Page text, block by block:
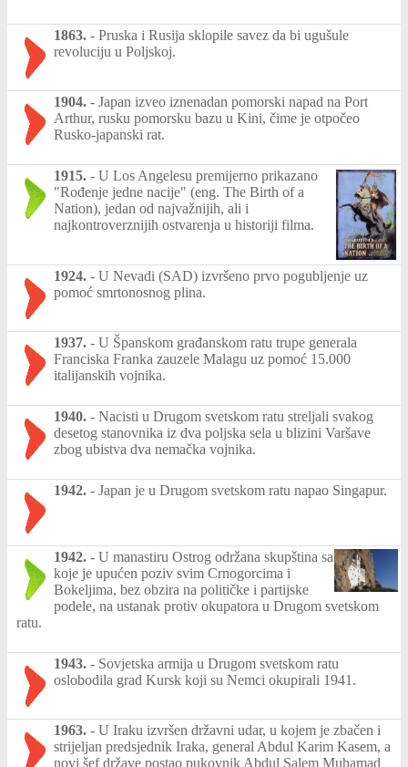
1863. - Pruska i Rusija sklopile savez da bi ugušule
revoluciju u Poljskoj.
1904. - Japan izveo iznenadan pomorski napad na Port
Arthur, rusku pomorsku bazu u Kini, čime je otpočeo
Rusko-japanski rat.
1915. - U Los Angelesu premijerno prikazano
"Rođenje jedne nacije" (eng. The Birth of a
Nation), jedan od najvažnijih, ali i
najkontroverznijih ostvarenja u historiji filma.
1924. - U Nevadi (SAD) izvršeno prvo pogubljenje uz
pomoć smrtonosnog plina.
1937. - U Španskom građanskom ratu trupe generala
Franciska Franka zauzele Malagu uz pomoć 15.000
italijanskih vojnika.
1940. - Nacisti u Drugom svetskom ratu streljali svakog
desetog stanovnika iz dva poljska sela u blizini Varšave
zbog ubistva dva nemačka vojnika.
1942. - Japan je u Drugom svetskom ratu napao Singapur.
1942. - U manastiru Ostrog održana skupština sa
koje je upućen poziv svim Crnogorcima i
Bokeljima, bez obzira na političke i partijske
podele, na ustanak protiv okupatora u Drugom svetskom
ratu.
1943. - Sovjetska armija u Drugom svetskom ratu
oslobodila grad Kursk koji su Nemci okupirali 1941.
1963. - U Iraku izvršen državni udar, u kojem je zbačen i
strijeljan predsjednik Iraka, general Abdul Karim Kasem, a
novi šef države postao pukovnik Abdul Salem Muhamad